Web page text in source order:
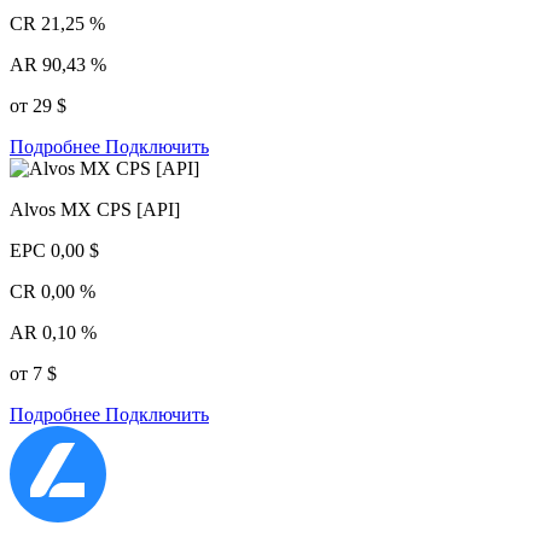
CR 21,25 %
AR 90,43 %
от 29 $
Подробнее Подключить
Alvos MX CPS [API]
EPC 0,00 $
CR 0,00 %
AR 0,10 %
от 7 $
Подробнее Подключить